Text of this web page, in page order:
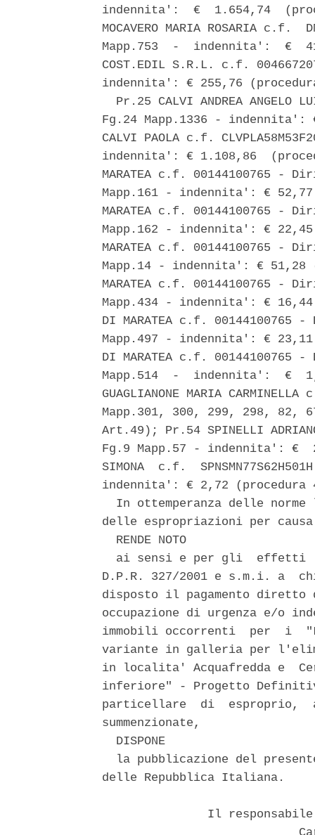
indennita':  €  1.654,74
MOCAVERO MARIA ROSARIA
Mapp.753  -  indennita':  €
COST.EDIL S.R.L. c.f.
indennita': € 255,76
Pr.25 CALVI ANDREA ANGELO
Fg.24 Mapp.1336 -
CALVI PAOLA c.f.
indennita': € 1.108,86
MARATEA c.f. 00144100765 -
Mapp.161 - indennita': €
MARATEA c.f. 00144100765 -
Mapp.162 - indennita': €
MARATEA c.f. 00144100765 -
Mapp.14 - indennita': € 51,28
MARATEA c.f. 00144100765 -
Mapp.434 - indennita': €
DI MARATEA c.f.
Mapp.497 - indennita': €
DI MARATEA c.f.
Mapp.514  -  indennita':  €
GUAGLIANONE MARIA
Mapp.301, 300, 299, 298,
Art.49); Pr.54 SPINELLI
Fg.9 Mapp.57 - indennita': €
SIMONA  c.f.
indennita': € 2,72
In ottemperanza delle norme
delle espropriazioni per
  RENDE NOTO
ai sensi e per gli  effetti
D.P.R. 327/2001 e s.m.i. a
disposto il pagamento
occupazione di urgenza e/o
immobili occorrenti  per  i
variante in galleria per
in localita' Acquafredda e
inferiore" - Progetto
particellare  di  esproprio,
summenzionate,
  DISPONE
la pubblicazione del
delle Repubblica Italiana.
Il